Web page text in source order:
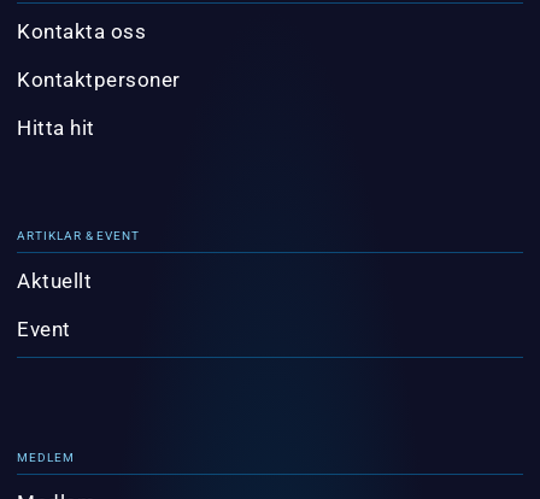
Kontakta oss
Kontaktpersoner
Hitta hit
ARTIKLAR & EVENT
Aktuellt
Event
MEDLEM